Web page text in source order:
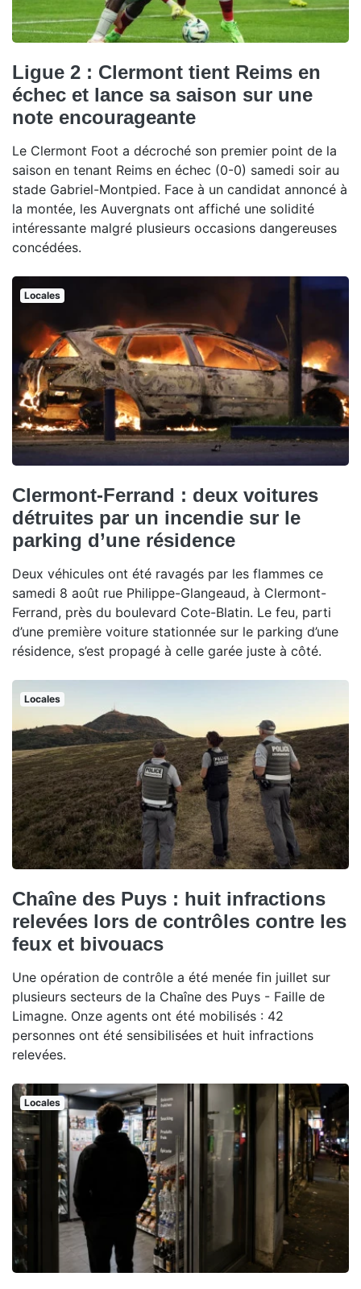
Ligue 2 : Clermont tient Reims en
échec et lance sa saison sur une
note encourageante
Le Clermont Foot a décroché son premier point de la
saison en tenant Reims en échec (0-0) samedi soir au
stade Gabriel-Montpied. Face à un candidat annoncé à
la montée, les Auvergnats ont affiché une solidité
intéressante malgré plusieurs occasions dangereuses
concédées.
Locales
Clermont-Ferrand : deux voitures
détruites par un incendie sur le
parking d’une résidence
Deux véhicules ont été ravagés par les flammes ce
samedi 8 août rue Philippe-Glangeaud, à Clermont-
Ferrand, près du boulevard Cote-Blatin. Le feu, parti
d’une première voiture stationnée sur le parking d’une
résidence, s’est propagé à celle garée juste à côté.
Locales
Chaîne des Puys : huit infractions
relevées lors de contrôles contre les
feux et bivouacs
Une opération de contrôle a été menée fin juillet sur
plusieurs secteurs de la Chaîne des Puys - Faille de
Limagne. Onze agents ont été mobilisés : 42
personnes ont été sensibilisées et huit infractions
relevées.
Locales